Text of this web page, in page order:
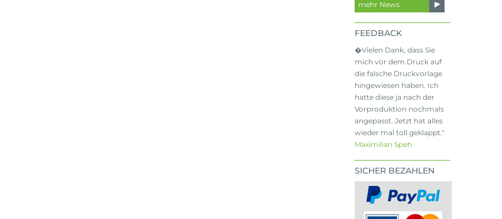
mehr News
FEEDBACK
�Vielen Dank, dass Sie
mich vor dem Druck auf
die falsche Druckvorlage
hingewiesen haben. Ich
hatte diese ja nach der
Vorproduktion nochmals
angepasst. Jetzt hat alles
wieder mal toll geklappt."
Maximilian Speh
SICHER BEZAHLEN